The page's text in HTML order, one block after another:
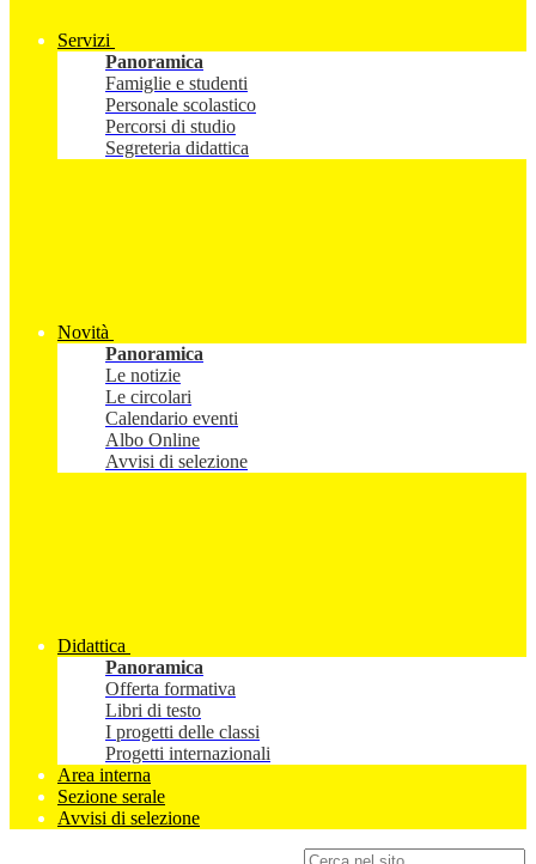
Servizi
Panoramica
Famiglie e studenti
Personale scolastico
Percorsi di studio
Segreteria didattica
Novità
Panoramica
Le notizie
Le circolari
Calendario eventi
Albo Online
Avvisi di selezione
Didattica
Panoramica
Offerta formativa
Libri di testo
I progetti delle classi
Progetti internazionali
Area interna
Sezione serale
Avvisi di selezione